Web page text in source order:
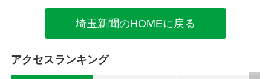
埼玉新聞のHOMEに戻る
アクセスランキング